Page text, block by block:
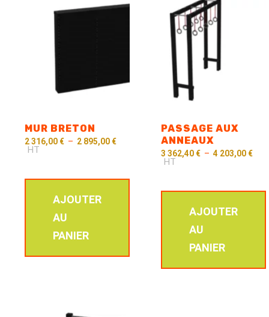
MUR BRETON
2 316,00 € – 2 895,00 €
HT
AJOUTER
AU
PANIER
PASSAGE AUX
ANNEAUX
3 362,40 € – 4 203,00 €
HT
AJOUTER
AU
PANIER